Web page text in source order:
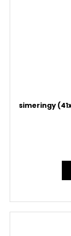
simeringy